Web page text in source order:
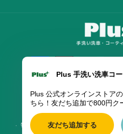
手洗い洗車・コーテ
決
© 2026,Plus 公式オンラインス
特定商取引法に基づく表記
返金ポ